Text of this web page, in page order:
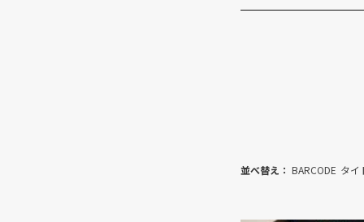
並べ替え： BARCODE タイ